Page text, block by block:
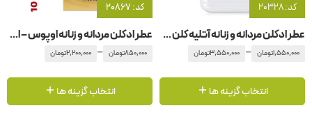
کد: 20328
عطر ادکلن مردانه و زنانه آتلیه کلن -آتلیه کلون میموسا ایندیگو
1,550,000تومان –
3,550,000تومان
انتخاب گزینه ها
کد: 20867
عطر ادکلن مردانه و زنانه اوپوس – اپوس ۱0 آمواج – آمواژ
850,000تومان –
2,200,000تومان
انتخاب گزینه ها